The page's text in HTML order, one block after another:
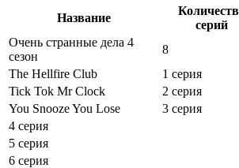
Название
серий
Очень странные дела 4
сезон
8
The Hellfire Club
1 серия
Tick Tok Mr Clock
2 серия
You Snooze You Lose
3 серия
4 серия
5 серия
6 серия